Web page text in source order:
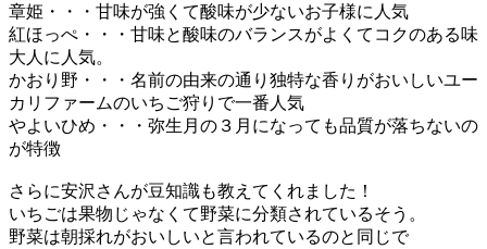
章姫・・・甘味が強くて酸味が少ないお子様に人気
紅ほっぺ・・・甘味と酸味のバランスがよくてコクのある味
大人に人気。
かおり野・・・名前の由来の通り独特な香りがおいしいユー
カリファームのいちご狩りで一番人気
やよいひめ・・・弥生月の３月になっても品質が落ちないの
が特徴
さらに安沢さんが豆知識も教えてくれました！
いちごは果物じゃなくて野菜に分類されているそう。
野菜は朝採れがおいしいと言われているのと同じで